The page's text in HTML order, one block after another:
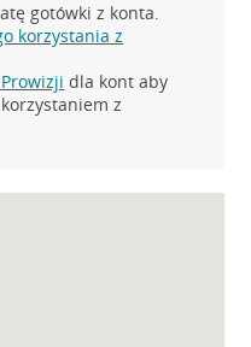
gotówki z konta.
korzystania z
dla kont aby
z